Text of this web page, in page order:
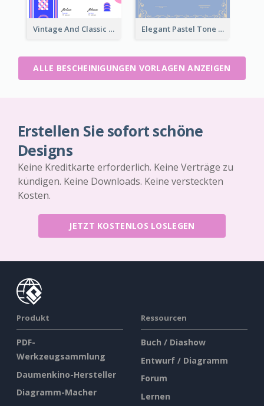
Vintage And Classic Vibrant Certificate Design Ideas Elegant Pastel Tone Floral Certificate Design
ALLE BESCHEINIGUNGEN VORLAGEN ANZEIGEN
Erstellen Sie sofort schöne
Designs
Keine Kreditkarte erforderlich. Keine Verträge zu
kündigen. Keine Downloads. Keine versteckten
Kosten.
JETZT KOSTENLOS LOSLEGEN
Produkt
PDF-
Werkzeugsammlung
Daumenkino-Hersteller
Diagramm-Macher
Ressourcen
Buch / Diashow
Entwurf / Diagramm
Forum
Lernen